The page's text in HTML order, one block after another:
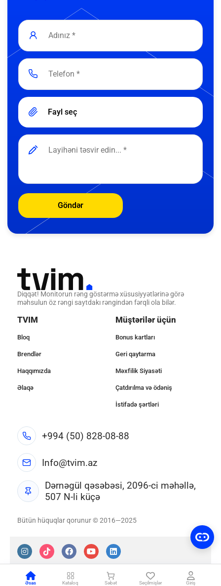
Əsas Kataloq Səbət Seçilmişlər Giriş
Fayl seç
Göndər
Diqqət! Monitorun rəng göstərmə xüsusiyyətlərinə görə
məhsulun öz rəngi saytdakı rəngindən fərqli ola bilər.
TVIM
Bloq
Brendlər
Haqqımızda
Əlaqə
Müştərilər üçün
Bonus kartları
Geri qaytarma
Məxfilik Siyasəti
Çatdırılma və ödəniş
İstifadə şərtləri
+994 (50) 828-08-88
Info@tvim.az
Dərnəgül qəsəbəsi, 2096-ci məhəllə,
507 N-li küçə
Bütün hüquqlar qorunur © 2016—2025